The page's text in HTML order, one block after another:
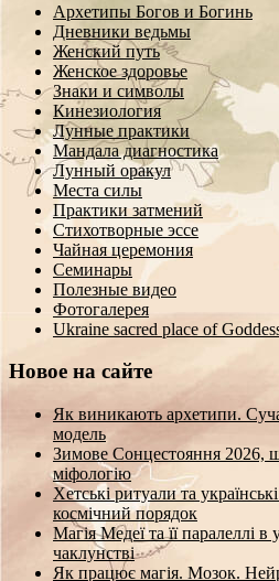
Архетипы Богов и Богинь
Дневники ведьмы
Женский путь
Женское здоровье
Знаки и символы
Кинезиология
Лунные практики
Мандала диагностика
Лунный оракул
Места силы
Практики затмений
Стихотворные эссе
Чайная церемония
Семинары
Полезные видео
Фотогалерея
Ukraine sacred place of
Новое на сайте
Як виникають архетипи.
модель
Зимове Сонцестояння 2026,
міфологію
Хетські ритуали та
космічний порядок
Магія Медеї та її паралеллі
чаклунстві
Як працює магія. Мозок.